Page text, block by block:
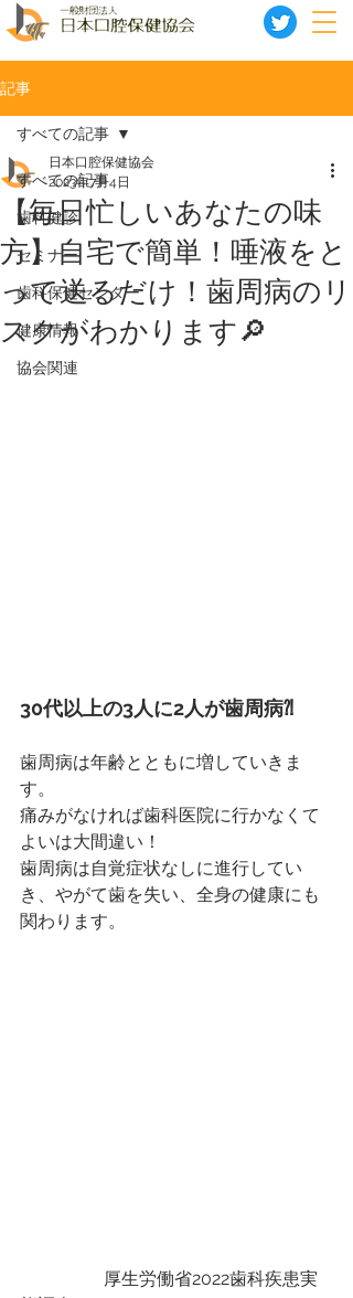
記事
すべての記事
歯科健診
セミナー
歯科保健センター
健康情報
協会関連
すべての記事
【毎日忙しいあなたの味
方】自宅で簡単！唾液をと
って送るだけ！歯周病のリ
スクがわかります🔎
日本口腔保健協会
2023年7月4日
30代以上の3人に2人が歯周病⁈
歯周病は年齢とともに増していきま
す。
痛みがなければ歯科医院に行かなくて
よいは大間違い！
歯周病は自覚症状なしに進行してい
き、やがて歯を失い、全身の健康にも
関わります。